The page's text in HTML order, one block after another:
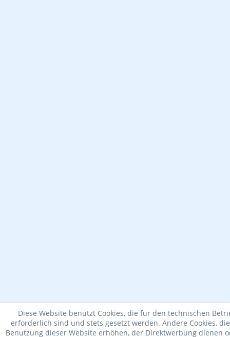
Diese Website benutzt Cookies, die für den technischen
erforderlich sind und stets gesetzt werden. Andere Cookies,
Benutzung dieser Website erhöhen, der Direktwerbung dienen